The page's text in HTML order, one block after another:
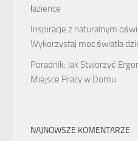
łazience
Inspiracje z naturalnym
Wykorzystaj moc światła
Poradnik: Jak Stworzyć
Miejsce Pracy w Domu
NAJNOWSZE KOMENTARZE